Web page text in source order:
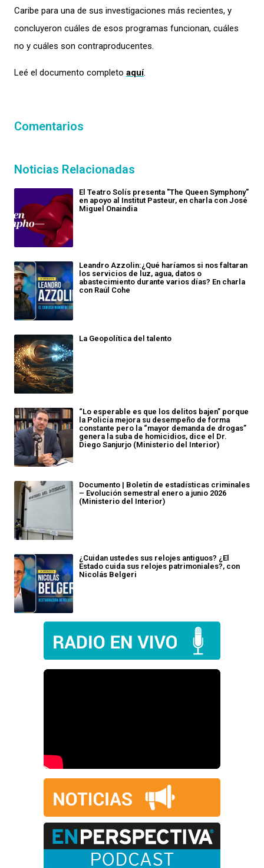
Caribe para una de sus investigaciones más recientes, y
concluyeron cuáles de esos programas funcionan, cuáles
no y cuáles son contraproducentes.
Leé el documento completo aquí.
Comentarios
Noticias Relacionadas
El Teatro Solís presenta "The Queen Symphony"
en apoyo al Institut Pasteur, en charla con José
Miguel Onaindia
Leandro Azzolin:¿Qué haríamos si nos faltaran
los servicios de luz, agua, datos o
abastecimiento durante varios días? En charla
con Raúl Cohe
La Geopolítica del talento
“Lo esperable es que los delitos bajen” porque
la Policía mejora su desempeño de forma
constante pero la “mayor demanda de drogas”
genera la suba de homicidios, dice el Dr.
Diego Sanjurjo (Ministerio del Interior)
Documento | Boletín de estadísticas criminales
– Evolución semestral enero a junio 2026
(Ministerio del Interior)
¿Cuidan ustedes sus relojes antiguos? ¿El
Estado cuida sus relojes patrimoniales?, con
Nicolás Belgeri